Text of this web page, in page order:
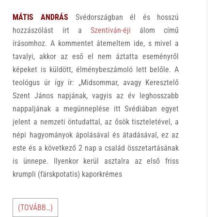
MÁTIS ANDRÁS Svédországban él és hosszú
hozzászólást írt a Szentiván-éji álom című
írásomhoz. A kommentet átemeltem ide, s mivel a
tavalyi, akkor az eső el nem áztatta eseményről
képeket is küldött, élménybeszámoló lett belőle. A
teológus úr így ír: „Midsommar, avagy Keresztelő
Szent János napjának, vagyis az év leghosszabb
nappaljának a megünneplése itt Svédiában egyet
jelent a nemzeti öntudattal, az ősök tiszteletével, a
népi hagyományok ápolásával és átadásával, ez az
este és a következő 2 nap a család összetartásának
is ünnepe. Ilyenkor kerül asztalra az első friss
krumpli (färskpotatis) kaporkrémes
(TOVÁBB…)